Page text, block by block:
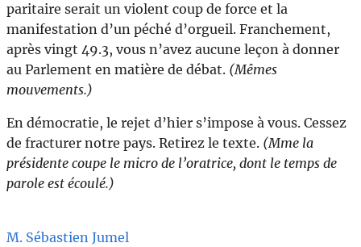
paritaire serait un violent coup de force et la
manifestation d’un péché d’orgueil. Franchement,
après vingt 49.3, vous n’avez aucune leçon à donner
au Parlement en matière de débat. (Mêmes
mouvements.)
En démocratie, le rejet d’hier s’impose à vous. Cessez
de fracturer notre pays. Retirez le texte. (Mme la
présidente coupe le micro de l’oratrice, dont le temps de
parole est écoulé.)
M. Sébastien Jumel